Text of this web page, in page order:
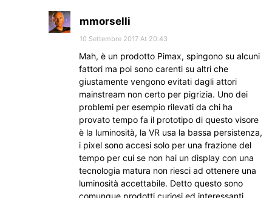
mmorselli
10 Settembre 2017 At 20:43
Mah, è un prodotto Pimax, spingono su alcuni
fattori ma poi sono carenti su altri che
giustamente vengono evitati dagli attori
mainstream non certo per pigrizia. Uno dei
problemi per esempio rilevati da chi ha
provato tempo fa il prototipo di questo visore
è la luminosità, la VR usa la bassa persistenza,
i pixel sono accesi solo per una frazione del
tempo per cui se non hai un display con una
tecnologia matura non riesci ad ottenere una
luminosità accettabile. Detto questo sono
comunque prodotti curiosi ed interessanti,